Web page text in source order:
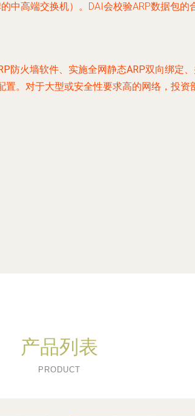
高端交换机）。DAI会校验ARP数据包
防火墙软件、实施全网静态ARP双向绑定
。对于大型或安全性要求高的网络，投
产品列表
PRODUCT